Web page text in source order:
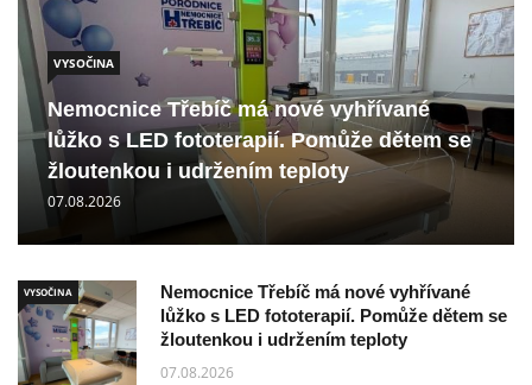
VYSOČINA
Nemocnice Třebíč má nové vyhřívané
lůžko s LED fototerapií. Pomůže dětem se
žloutenkou i udržením teploty
07.08.2026
VYSOČINA
Nemocnice Třebíč má nové vyhřívané
lůžko s LED fototerapií. Pomůže dětem se
žloutenkou i udržením teploty
07.08.2026